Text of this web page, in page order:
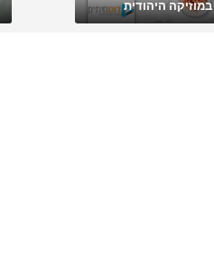
במוזיקה היהודית